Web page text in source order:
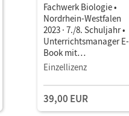
Fachwerk Biologie •
Nordrhein-Westfalen
2023 · 7./8. Schuljahr •
Unterrichtsmanager E-
Book mit
Lehrkräftematerialien
Einzellizenz
39,00 EUR